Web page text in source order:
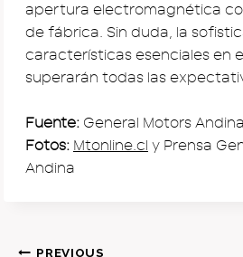
apertura electromagnética
de fábrica. Sin duda, la
características esenciales en
superarán todas las
Fuente: General Motors Andina
Fotos: Mtonline.cl y Prensa
Andina
PREVIOUS